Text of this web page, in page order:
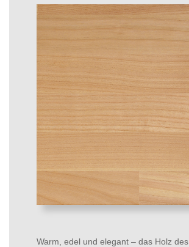
Warm, edel und elegant – das Holz